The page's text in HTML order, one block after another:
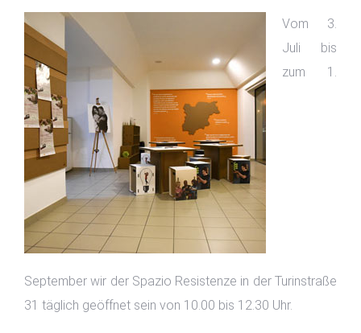
Vom 3.
Juli bis
zum 1.
September wir der Spazio Resistenze in der Turinstraße
31 täglich geöffnet sein von 10.00 bis 12.30 Uhr.